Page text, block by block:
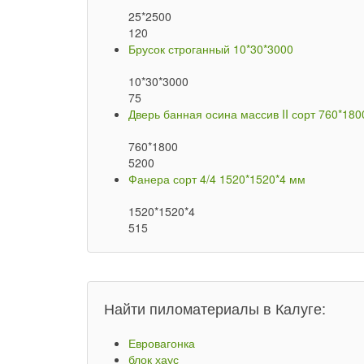
25*2500
120
Брусок строганный 10*30*3000
10*30*3000
75
Дверь банная осина массив II сорт
760*1800
5200
Фанера сорт 4/4 1520*1520*4 мм
1520*1520*4
515
Найти пиломатериалы в Калуге:
Евровагонка
блок хаус